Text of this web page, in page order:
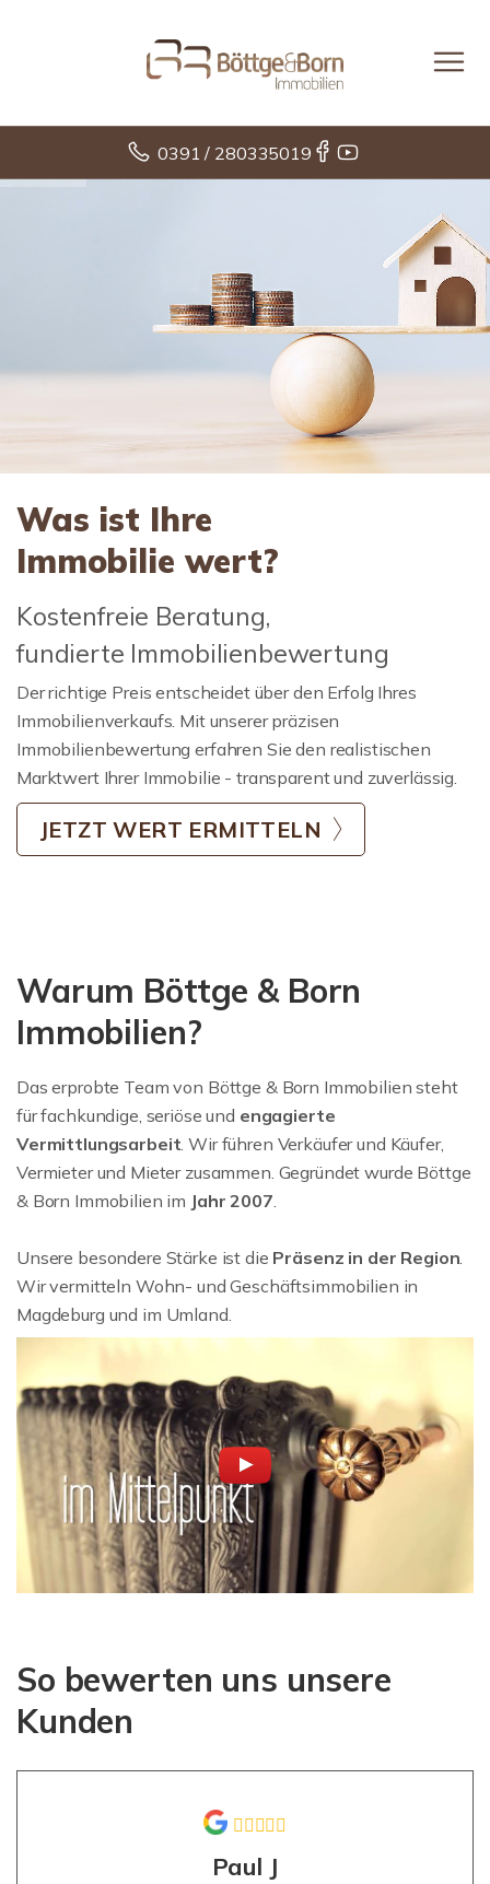
0391 / 280335019
Was ist Ihre
Immobilie wert?
Kostenfreie Beratung,
fundierte Immobilienbewertung
Der richtige Preis entscheidet über den Erfolg Ihres
Immobilienverkaufs. Mit unserer präzisen
Immobilienbewertung erfahren Sie den realistischen
Marktwert Ihrer Immobilie - transparent und zuverlässig.
JETZT WERT ERMITTELN
Warum Böttge & Born
Immobilien?
Das erprobte Team von Böttge & Born Immobilien steht
für fachkundige, seriöse und engagierte
Vermittlungsarbeit. Wir führen Verkäufer und Käufer,
Vermieter und Mieter zusammen. Gegründet wurde Böttge
& Born Immobilien im Jahr 2007.
Unsere besondere Stärke ist die Präsenz in der Region.
Wir vermitteln Wohn- und Geschäftsimmobilien in
Magdeburg und im Umland.
So bewerten uns unsere
Kunden
Paul J